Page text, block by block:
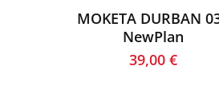
ΜΟΚΕΤΑ DURBAN
NewPlan
39,00 €